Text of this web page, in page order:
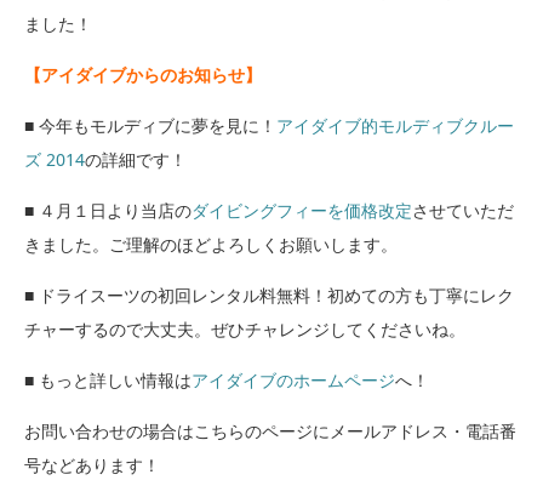
ました！
【アイダイブからのお知らせ】
■ 今年もモルディブに夢を見に！ アイダイブ的モルディブクルー
ズ 2014の詳細です！
■ ４月１日より当店のダイビングフィーを価格改定させていただ
きました。ご理解のほどよろしくお願いします。
■ ドライスーツの初回レンタル料無料！初めての方も丁寧にレク
チャーするので大丈夫。ぜひチャレンジしてくださいね。
■ もっと詳しい情報はアイダイブのホームページへ！
お問い合わせの場合はこちらのページにメールアドレス・電話番
号などあります！